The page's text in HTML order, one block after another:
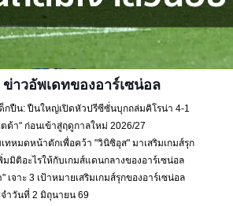
ข่าวอัพเดทของอาร์เซน่อล
กปืน: ปืนใหญ่เปิดหัวปรีซีซั่นบุกถล่มคิโรน่า 4-1
ต้า" ก่อนเข้าสู่ฤดูกาลใหม่ 2026/27
ทหมดหน้าตักเพื่อคว้า "วินิซิอุส" มาเสริมเกมส์รุก
มมิติอะไรให้กับเกมส์แดนกลางของอาร์เซน่อล
เจาะ 3 เป้าหมายเสริมเกมส์รุกของอาร์เซน่อล
ำวันที่ 2 มิถุนายน 69